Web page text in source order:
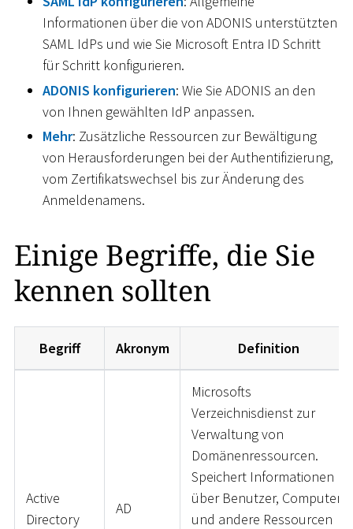
Informationen über die von ADONIS unterstützten
SAML IdPs und wie Sie Microsoft Entra ID Schritt
für Schritt konfigurieren.
ADONIS konfigurieren: Wie Sie ADONIS an den
von Ihnen gewählten IdP anpassen.
Mehr: Zusätzliche Ressourcen zur Bewältigung
von Herausforderungen bei der Authentifizierung,
vom Zertifikatswechsel bis zur Änderung des
Anmeldenamens.
Einige Begriffe, die Sie
kennen sollten
Begriff Akronym Definition
Active
Directory
AD
Microsofts
Verzeichnisdienst zur
Verwaltung von
Domänenressourcen.
Speichert Informationen
über Benutzer, Computer
und andere Ressourcen